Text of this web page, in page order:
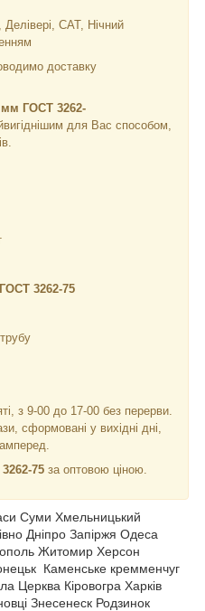
САТ, Нічний
доставку
мм ГОСТ 3262-
для Вас способом,
3262-75
з 9-00 до 17-00 без перерви.
сформовані у вихідні дні,
75 за оптовою ціною.
Суми Хмельницький
Дніпро Запіржя Одеса
Житомир Херсон
Каменське кремменчуг
Церква Кіровогра Харків
Знесенеск Родзинок